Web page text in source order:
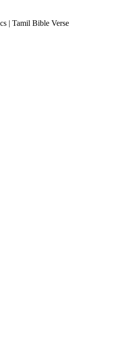
| Tamil Bible Verse